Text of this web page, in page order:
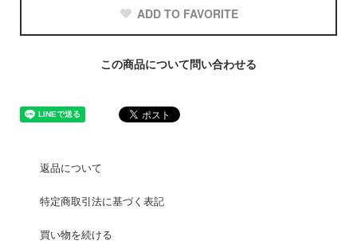
ADD TO FAVORITE
この商品について問い合わせる
返品について
特定商取引法に基づく表記
買い物を続ける